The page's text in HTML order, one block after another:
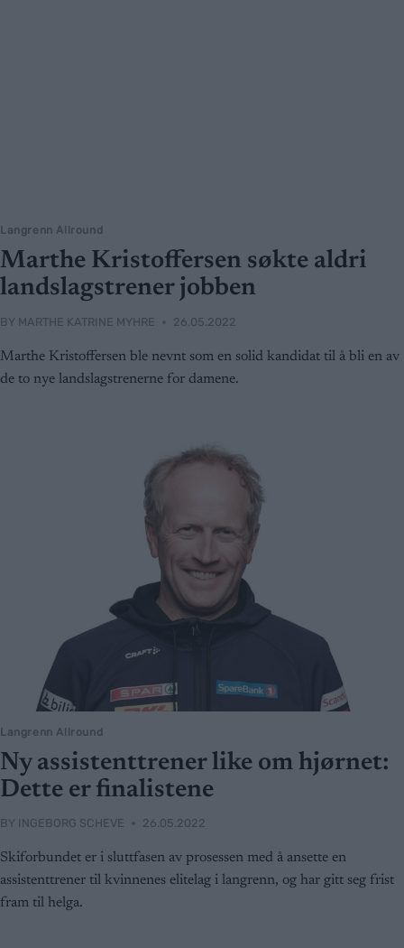
Langrenn Allround
Marthe Kristoffersen søkte aldri
landslagstrener jobben
BY MARTHE KATRINE MYHRE 26.05.2022
Marthe Kristoffersen ble nevnt som en solid kandidat til å bli en av
de to nye landslagstrenerne for damene.
Langrenn Allround
Ny assistenttrener like om hjørnet:
Dette er finalistene
BY INGEBORG SCHEVE 26.05.2022
Skiforbundet er i sluttfasen av prosessen med å ansette en
assistenttrener til kvinnenes elitelag i langrenn, og har gitt seg frist
fram til helga.